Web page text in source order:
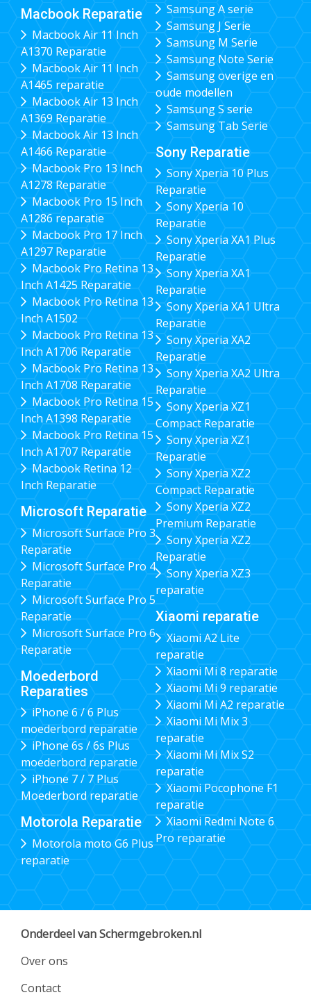
Macbook Reparatie
Macbook Air 11 Inch
A1370 Reparatie
Macbook Air 11 Inch
A1465 reparatie
Macbook Air 13 Inch
A1369 Reparatie
Macbook Air 13 Inch
A1466 Reparatie
Macbook Pro 13 Inch
A1278 Reparatie
Macbook Pro 15 Inch
A1286 reparatie
Macbook Pro 17 Inch
A1297 Reparatie
Macbook Pro Retina 13
Inch A1425 Reparatie
Macbook Pro Retina 13
Inch A1502
Macbook Pro Retina 13
Inch A1706 Reparatie
Macbook Pro Retina 13
Inch A1708 Reparatie
Macbook Pro Retina 15
Inch A1398 Reparatie
Macbook Pro Retina 15
Inch A1707 Reparatie
Macbook Retina 12
Inch Reparatie
Microsoft Reparatie
Microsoft Surface Pro 3
Reparatie
Microsoft Surface Pro 4
Reparatie
Microsoft Surface Pro 5
Reparatie
Microsoft Surface Pro 6
Reparatie
Moederbord
Reparaties
iPhone 6 / 6 Plus
moederbord reparatie
iPhone 6s / 6s Plus
moederbord reparatie
iPhone 7 / 7 Plus
Moederbord reparatie
Motorola Reparatie
Motorola moto G6 Plus
reparatie
Samsung A serie
Samsung J Serie
Samsung M Serie
Samsung Note Serie
Samsung overige en
oude modellen
Samsung S serie
Samsung Tab Serie
Sony Reparatie
Sony Xperia 10 Plus
Reparatie
Sony Xperia 10
Reparatie
Sony Xperia XA1 Plus
Reparatie
Sony Xperia XA1
Reparatie
Sony Xperia XA1 Ultra
Reparatie
Sony Xperia XA2
Reparatie
Sony Xperia XA2 Ultra
Reparatie
Sony Xperia XZ1
Compact Reparatie
Sony Xperia XZ1
Reparatie
Sony Xperia XZ2
Compact Reparatie
Sony Xperia XZ2
Premium Reparatie
Sony Xperia XZ2
Reparatie
Sony Xperia XZ3
reparatie
Xiaomi reparatie
Xiaomi A2 Lite
reparatie
Xiaomi Mi 8 reparatie
Xiaomi Mi 9 reparatie
Xiaomi Mi A2 reparatie
Xiaomi Mi Mix 3
reparatie
Xiaomi Mi Mix S2
reparatie
Xiaomi Pocophone F1
reparatie
Xiaomi Redmi Note 6
Pro reparatie
Onderdeel van Schermgebroken.nl
Over ons
Contact